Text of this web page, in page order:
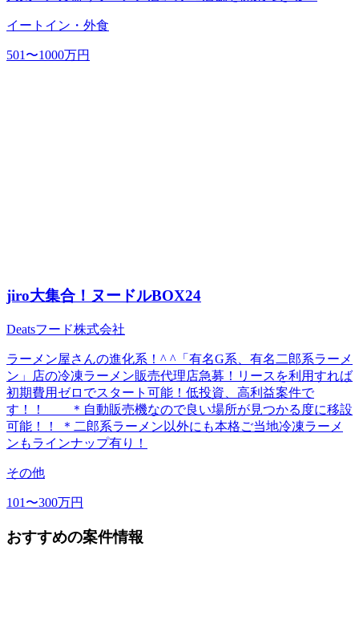
イートイン・外食
501〜1000万円
jiro大集合！ヌードルBOX24
Deatsフード株式会社
ラーメン屋さんの進化系！^ ^「有名G系、有名二郎系ラーメ
ン」店の冷凍ラーメン販売代理店急募！リースを利用すれば
初期費用ゼロでスタート可能！低投資、高利益案件で
す！！ ＊自動販売機なので良い場所が見つかる度に移設
可能！！ ＊二郎系ラーメン以外にも本格ご当地冷凍ラーメ
ンもラインナップ有り！
その他
101〜300万円
おすすめの案件情報